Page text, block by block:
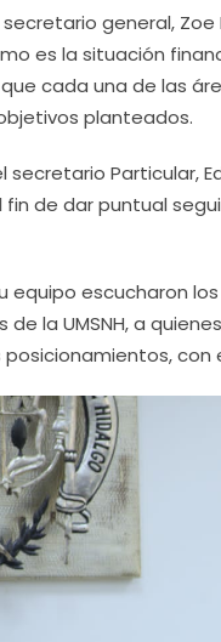
secretario general,
es la situación
cada una de las
planteados.
secretario Particular,
fin de dar puntual
equipo escucharon
de la UMSNH, a
con